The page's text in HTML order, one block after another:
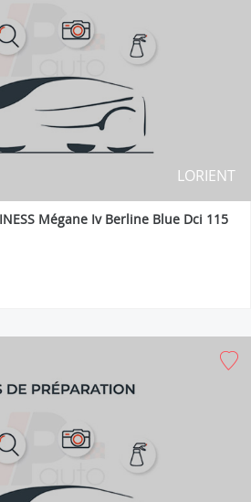
LORIENT
Mégane Iv Berline Blue Dci 115